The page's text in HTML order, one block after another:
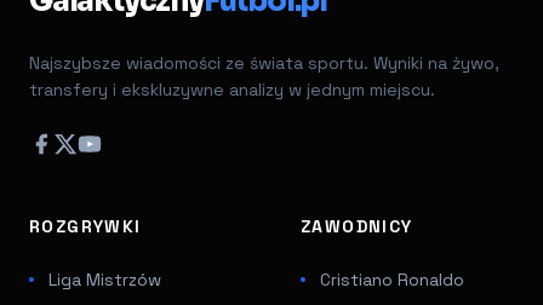
Najszybsze wiadomości ze świata sportu. Wyniki na żywo,
transfery i ekskluzywne analizy w jednym miejscu.
ROZGRYWKI
Liga Mistrzów
ZAWODNICY
Cristiano Ronaldo